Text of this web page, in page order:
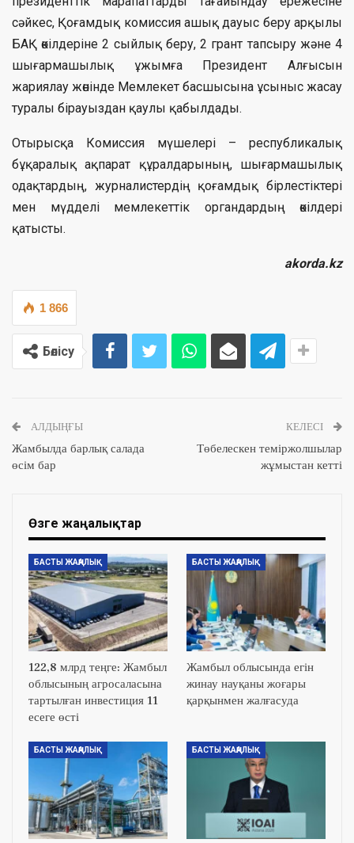
сәйкес, Қоғамдық комиссия ашық дауыс беру арқылы
БАҚ өкілдеріне 2 сыйлық беру, 2 грант тапсыру және 4
шығармашылық ұжымға Президент Алғысын
жариялау жөнінде Мемлекет басшысына ұсыныс жасау
туралы бірауыздан қаулы қабылдады.
Отырысқа Комиссия мүшелері – республикалық
бұқаралық ақпарат құралдарының, шығармашылық
одақтардың, журналистердің қоғамдық бірлестіктері
мен мүдделі мемлекеттік органдардың өкілдері
қатысты.
akorda.kz
1 866
Бөлісу
АЛДЫҢҒЫ
Жамбылда барлық салада
өсім бар
КЕЛЕСІ
Төбелескен теміржолшылар
жұмыстан кетті
Өзге жаңалықтар
БАСТЫ ЖАҢАЛЫҚ
122,8 млрд теңге: Жамбыл
облысының агросаласына
тартылған инвестиция 11
есеге өсті
БАСТЫ ЖАҢАЛЫҚ
Жамбыл облысында егін
жинау науқаны жоғары
қарқынмен жалғасуда
БАСТЫ ЖАҢАЛЫҚ БАСТЫ ЖАҢАЛЫҚ